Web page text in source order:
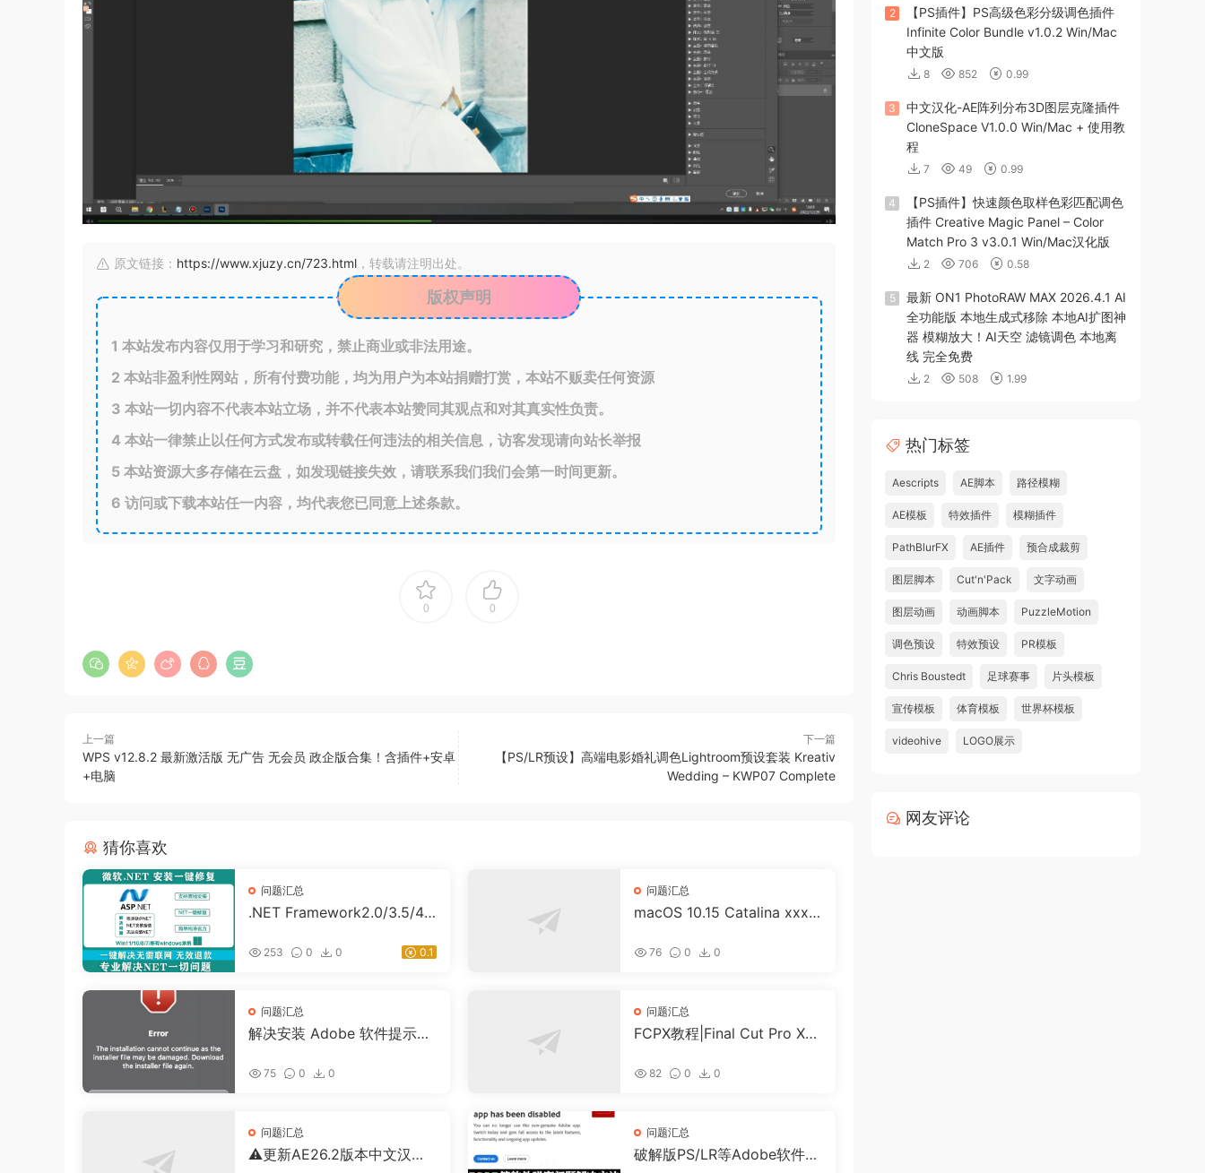
原文链接： https://www.xjuzy.cn/723.html ，转载请注明出处。
版权声明
1 本站发布内容仅用于学习和研究，禁止商业或非法用途。
2 本站非盈利性网站，所有付费功能，均为用户为本站捐赠打赏，本站不贩卖任何资源
3 本站一切内容不代表本站立场，并不代表本站赞同其观点和对其真实性负责。
4 本站一律禁止以任何方式发布或转载任何违法的相关信息，访客发现请向站长举报
5 本站资源大多存储在云盘，如发现链接失效，请联系我们我们会第一时间更新。
6 访问或下载本站任一内容，均代表您已同意上述条款。
0 0
上一篇
WPS v12.8.2 最新激活版 无广告 无会员 政企版合集！含插件+安卓
+电脑
下一篇
【PS/LR预设】高端电影婚礼调色Lightroom预设套装 Kreativ
Wedding – KWP07 Complete
猜你喜欢
问题汇总
.NET Framework2.0/3.5/4.
Win11/10/7
253 0 0 0.1
问题汇总
macOS 10.15 Catalina xxx.a
该将它移到废纸篓解决方法
76 0 0
问题汇总
解决安装 Adobe 软件提示安
装 75 0 0
问题汇总
FCPX教程|Final Cut Pro X
82 0 0
问题汇总
⚠️更新AE26.2版本中文汉化
问题汇总
破解版PS/LR等Adobe软件提
2
【PS插件】PS高级色彩分级调色插件
Infinite Color Bundle v1.0.2 Win/Mac
中文版
8 852 0.99
3
中文汉化-AE阵列分布3D图层克隆插件
CloneSpace V1.0.0 Win/Mac + 使用教
程
7 49 0.99
4
【PS插件】快速颜色取样色彩匹配调色
插件 Creative Magic Panel – Color
Match Pro 3 v3.0.1 Win/Mac汉化版
2 706 0.58
5
最新 ON1 PhotoRAW MAX 2026.4.1 AI
全功能版 本地生成式移除 本地AI扩图神
器 模糊放大！AI天空 滤镜调色 本地离
线 完全免费
2 508 1.99
热门标签
Aescripts AE脚本 路径模糊
AE模板 特效插件 模糊插件
PathBlurFX AE插件 预合成裁剪
图层脚本 Cut'n'Pack 文字动画
图层动画 动画脚本 PuzzleMotion
调色预设 特效预设 PR模板
Chris Boustedt 足球赛事 片头模板
宣传模板 体育模板 世界杯模板
videohive LOGO展示
网友评论